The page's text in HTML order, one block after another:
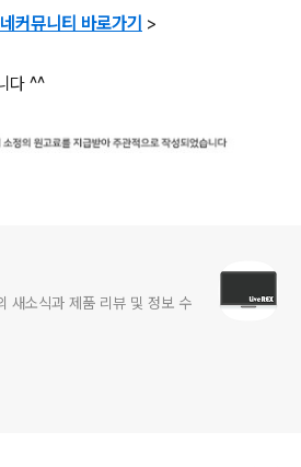
커뮤니티 바로가기 >
다 ^^
새소식과 제품 리뷰 및 정보 수